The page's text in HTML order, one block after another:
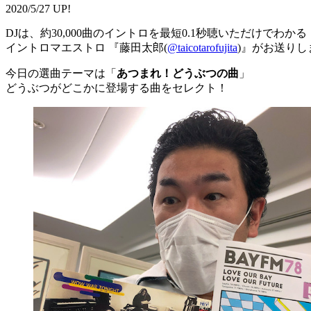
2020/5/27 UP!
DJは、約30,000曲のイントロを最短0.1秒聴いただけでわかる
イントロマエストロ 『藤田太郎(@taicotarofujita)』がお送りし
今日の選曲テーマは「 あつまれ！どうぶつの曲 」
どうぶつがどこかに登場する曲をセレクト！